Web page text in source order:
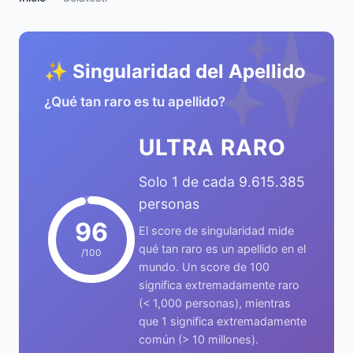
✨
✨ Singularidad del Apellido
¿Qué tan raro es tu apellido?
96
/100
ULTRA RARO
Solo 1 de cada 9.615.385
personas
El score de singularidad mide
qué tan raro es un apellido en el
mundo. Un score de 100
significa extremadamente raro
(< 1,000 personas), mientras
que 1 significa extremadamente
común (> 10 millones).